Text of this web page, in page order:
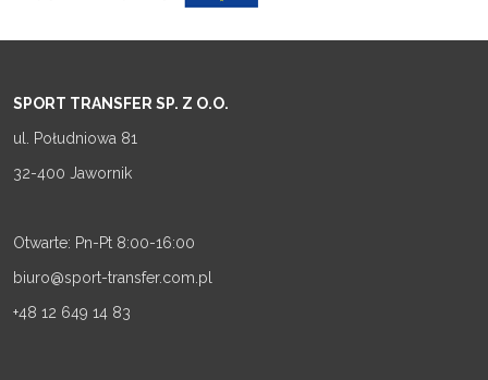
SPORT TRANSFER SP. Z O.O.
ul. Południowa 81
32-400 Jawornik
Otwarte: Pn-Pt 8:00-16:00
biuro@sport-transfer.com.pl
+48 12 649 14 83